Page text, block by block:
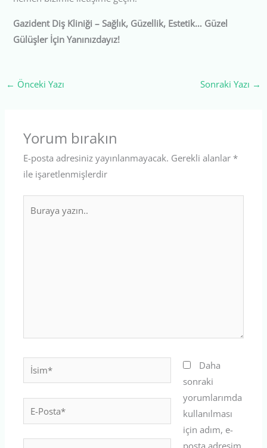
Gazident Diş Kliniği – Sağlık, Güzellik, Estetik… Güzel
Gülüşler İçin Yanınızdayız!
← Önceki Yazı Sonraki Yazı →
Yorum bırakın
E-posta adresiniz yayınlanmayacak. Gerekli alanlar *
ile işaretlenmişlerdir
İsim*
Posta*
Daha
sonraki
yorumlarımda
kullanılması
için adım, e-
posta adresim